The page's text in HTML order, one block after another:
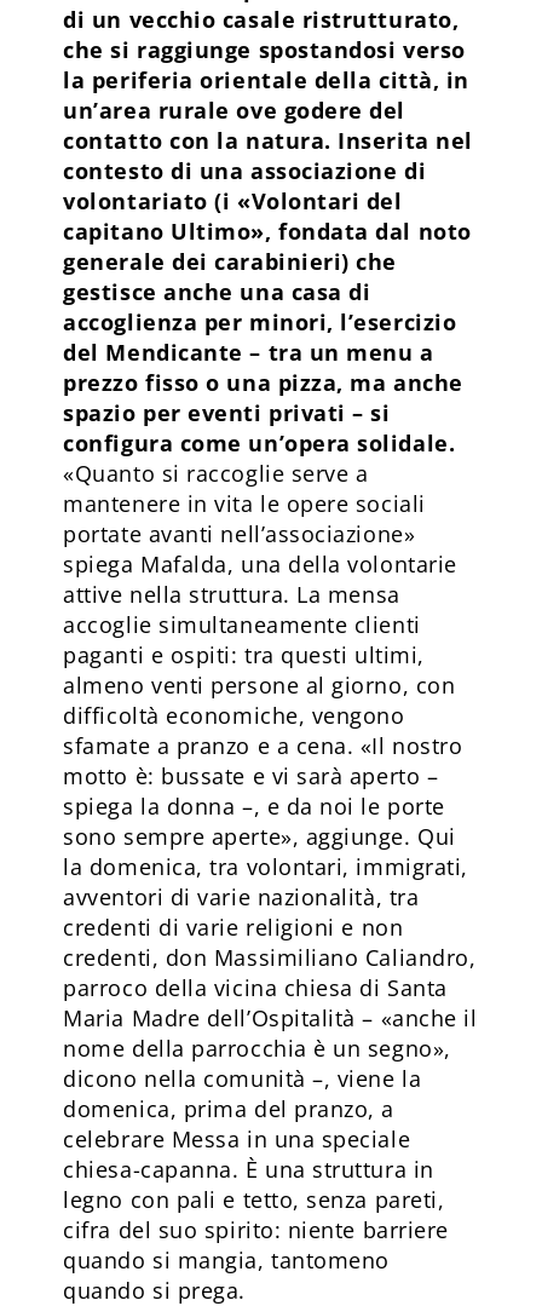
di un vecchio casale ristrutturato,
che si raggiunge spostandosi verso
la periferia orientale della città, in
un’area rurale ove godere del
contatto con la natura. Inserita nel
contesto di una associazione di
volontariato (i «Volontari del
capitano Ultimo», fondata dal noto
generale dei carabinieri) che
gestisce anche una casa di
accoglienza per minori, l’esercizio
del Mendicante – tra un menu a
prezzo fisso o una pizza, ma anche
spazio per eventi privati – si
configura come un’opera solidale.
«Quanto si raccoglie serve a
mantenere in vita le opere sociali
portate avanti nell’associazione»
spiega Mafalda, una della volontarie
attive nella struttura. La mensa
accoglie simultaneamente clienti
paganti e ospiti: tra questi ultimi,
almeno venti persone al giorno, con
difficoltà economiche, vengono
sfamate a pranzo e a cena. «Il nostro
motto è: bussate e vi sarà aperto –
spiega la donna –, e da noi le porte
sono sempre aperte», aggiunge. Qui
la domenica, tra volontari, immigrati,
avventori di varie nazionalità, tra
credenti di varie religioni e non
credenti, don Massimiliano Caliandro,
parroco della vicina chiesa di Santa
Maria Madre dell’Ospitalità – «anche il
nome della parrocchia è un segno»,
dicono nella comunità –, viene la
domenica, prima del pranzo, a
celebrare Messa in una speciale
chiesa-capanna. È una struttura in
legno con pali e tetto, senza pareti,
cifra del suo spirito: niente barriere
quando si mangia, tantomeno
quando si prega.